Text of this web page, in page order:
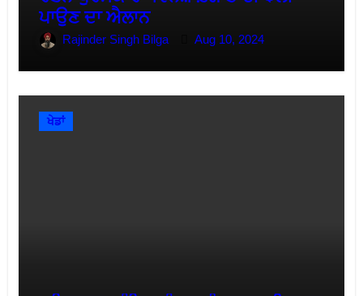
ਪਾਉਣ ਦਾ ਐਲਾਨ
Rajinder Singh Bilga Aug 10, 2024
ਖੇਡਾਂ